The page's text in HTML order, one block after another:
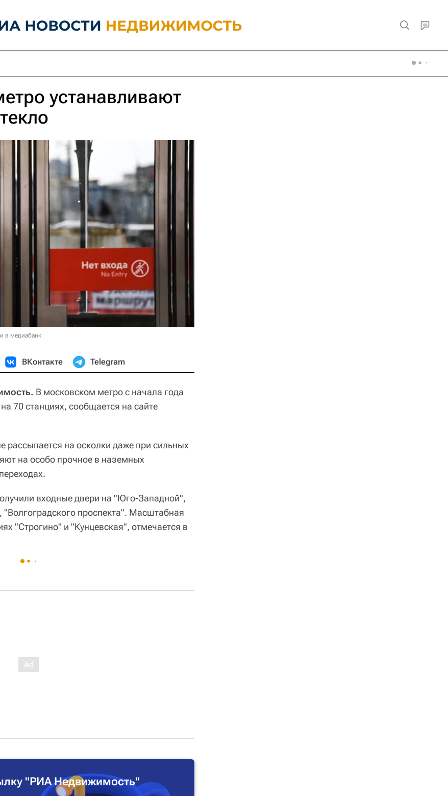
устанавливают
в медиабанк
ВКонтакте Telegram
В московском метро с начала года
70 станциях, сообщается на сайте
рассыпается на осколки даже при сильных
на особо прочное в наземных
входные двери на "Юго-Западной",
проспекта". Масштабная
"Строгино" и "Кунцевская", отмечается в
"РИА Недвижимость"